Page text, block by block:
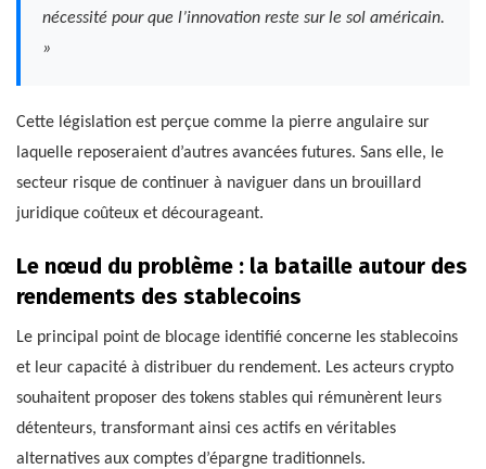
nécessité pour que l’innovation reste sur le sol américain.
»
Cette législation est perçue comme la pierre angulaire sur
laquelle reposeraient d’autres avancées futures. Sans elle, le
secteur risque de continuer à naviguer dans un brouillard
juridique coûteux et décourageant.
Le nœud du problème : la bataille autour des
rendements des stablecoins
Le principal point de blocage identifié concerne les stablecoins
et leur capacité à distribuer du rendement. Les acteurs crypto
souhaitent proposer des tokens stables qui rémunèrent leurs
détenteurs, transformant ainsi ces actifs en véritables
alternatives aux comptes d’épargne traditionnels.